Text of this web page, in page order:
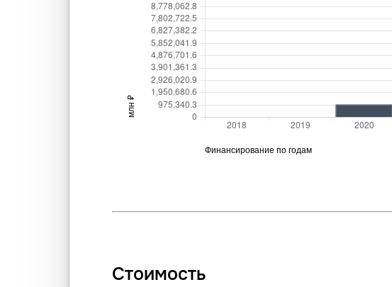
Стоимость